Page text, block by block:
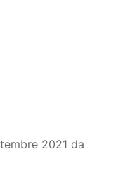
2021 da